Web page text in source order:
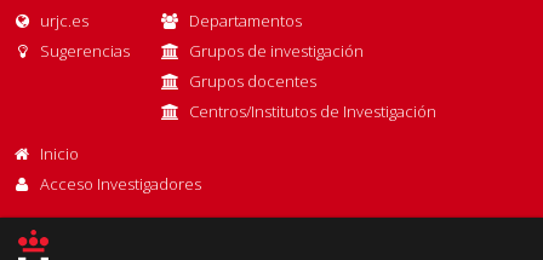
urjc.es
Sugerencias
Departamentos
Grupos de investigación
Grupos docentes
Centros/Institutos de Investigación
Inicio
Acceso Investigadores